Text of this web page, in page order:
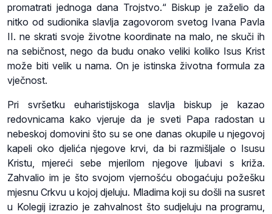
promatrati jednoga dana Trojstvo.“ Biskup je zaželio da
nitko od sudionika slavlja zagovorom svetog Ivana Pavla
II. ne skrati svoje životne koordinate na malo, ne skuči ih
na sebičnost, nego da budu onako veliki koliko Isus Krist
može biti velik u nama. On je istinska životna formula za
vječnost.
Pri svršetku euharistijskoga slavlja biskup je kazao
redovnicama kako vjeruje da je sveti Papa radostan u
nebeskoj domovini što su se one danas okupile u njegovoj
kapeli oko djelića njegove krvi, da bi razmišljale o Isusu
Kristu, mjereći sebe mjerilom njegove ljubavi s križa.
Zahvalio im je što svojom vjernošću obogaćuju požešku
mjesnu Crkvu u kojoj djeluju. Mladima koji su došli na susret
u Kolegij izrazio je zahvalnost što sudjeluju na programu,